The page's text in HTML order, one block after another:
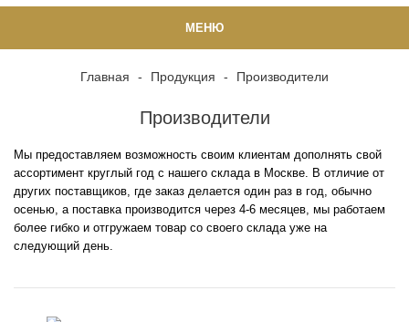
МЕНЮ
Главная - Продукция - Производители
Производители
Мы предоставляем возможность своим клиентам дополнять свой
ассортимент круглый год с нашего склада в Москве. В отличие от
других поставщиков, где заказ делается один раз в год, обычно
осенью, а поставка производится через 4-6 месяцев, мы работаем
более гибко и отгружаем товар со своего склада уже на
следующий день.